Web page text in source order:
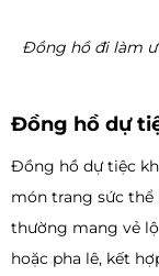
Đồng hồ đi làm
Đồng hồ dự
Đồng hồ dự tiệc
món trang sức thể
thường mang vẻ
hoặc pha lê, kết